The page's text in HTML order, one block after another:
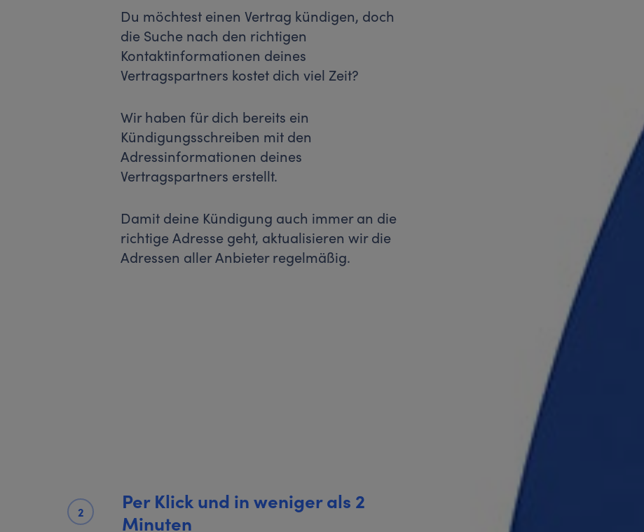
Du möchtest einen Vertrag kündigen, doch
die Suche nach den richtigen
Kontaktinformationen deines
Vertragspartners kostet dich viel Zeit?
Wir haben für dich bereits ein
Kündigungsschreiben mit den
Adressinformationen deines
Vertragspartners erstellt.
Damit deine Kündigung auch immer an die
richtige Adresse geht, aktualisieren wir die
Adressen aller Anbieter regelmäßig.
2
Per Klick und in weniger als 2
Minuten